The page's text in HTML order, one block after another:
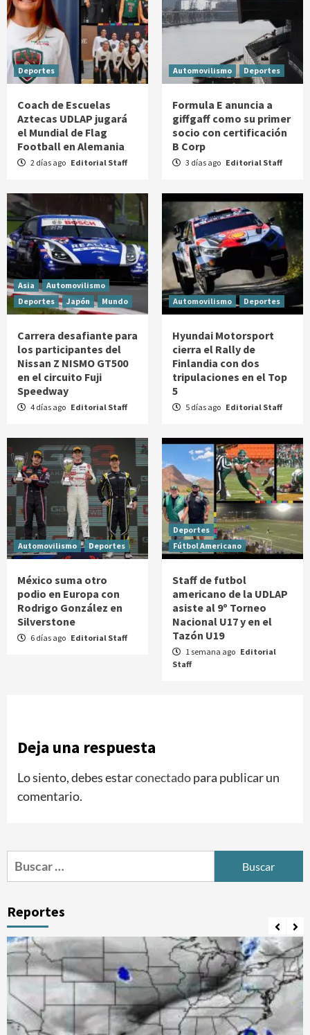
Deportes
Coach de Escuelas
Aztecas UDLAP jugará
el Mundial de Flag
Football en Alemania
2 días ago Editorial Staff
Automovilismo Deportes
Formula E anuncia a
giffgaff como su primer
socio con certificación
B Corp
3 días ago Editorial Staff
Asia
Automovilismo
Deportes
Japón Mundo
Carrera desafiante para
los participantes del
Nissan Z NISMO GT500
en el circuito Fuji
Speedway
4 días ago Editorial Staff
Automovilismo Deportes
Hyundai Motorsport
cierra el Rally de
Finlandia con dos
tripulaciones en el Top
5
5 días ago Editorial Staff
Automovilismo Deportes
México suma otro
podio en Europa con
Rodrigo González en
Silverstone
6 días ago Editorial Staff
Deportes
Fútbol Americano
Staff de futbol
americano de la UDLAP
asiste al 9º Torneo
Nacional U17 y en el
Tazón U19
1 semana ago Editorial
Staff
Deja una respuesta
Lo siento, debes estarconectadopara publicar un
comentario.
Buscar:
Reportes